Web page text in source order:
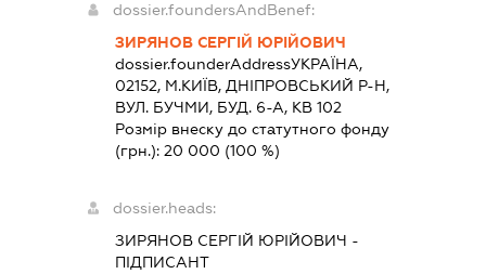
dossier.foundersAndBenef:
ЗИРЯНОВ СЕРГІЙ ЮРІЙОВИЧ
dossier.founderAddressУКРАЇНА,
02152, М.КИЇВ, ДНІПРОВСЬКИЙ Р-Н,
ВУЛ. БУЧМИ, БУД. 6-А, КВ 102
Розмір внеску до статутного фонду
(грн.):20 000 (100 %)
dossier.heads:
ЗИРЯНОВ СЕРГІЙ ЮРІЙОВИЧ -
ПІДПИСАНТ